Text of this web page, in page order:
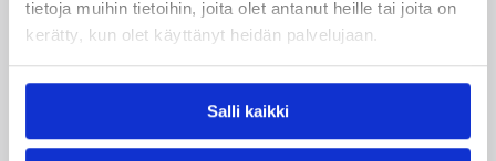
tietoja muihin tietoihin, joita olet antanut heille tai joita on
kerätty, kun olet käyttänyt heidän palvelujaan.
Salli kaikki